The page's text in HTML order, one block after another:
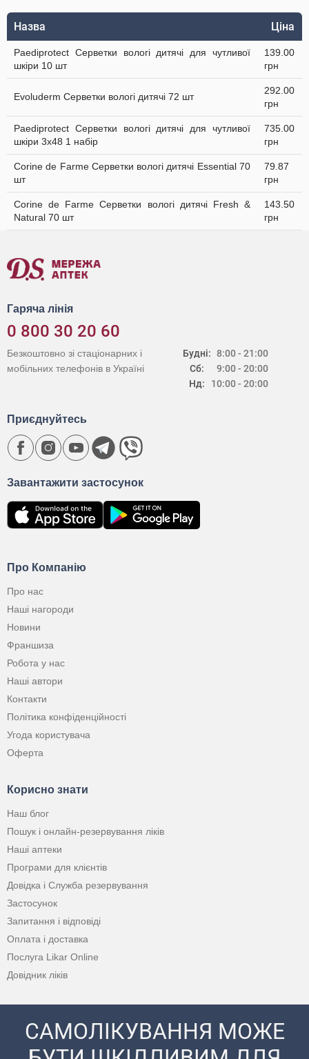
Назва Ціна
Paediprotect Серветки вологі дитячі для чутливої
шкіри 10 шт
139.00
грн
Evoluderm Серветки вологі дитячі 72 шт
292.00
грн
Paediprotect Серветки вологі дитячі для чутливої
шкіри 3х48 1 набір
735.00
грн
Corine de Farme Серветки вологі дитячі Essential 70
шт
79.87
грн
Corine de Farme Серветки вологі дитячі Fresh &
Natural 70 шт
143.50
грн
Гаряча лінія
0 800 30 20 60
Будні:
Сб:
Нд:
8:00 - 21:00
9:00 - 20:00
10:00 - 20:00
Безкоштовно зі стаціонарних і
мобільних телефонів в Україні
Про Компанію
Про нас
Наші нагороди
Новини
Франшиза
Робота у нас
Наші автори
Контакти
Політика конфіденційності
Угода користувача
Оферта
Корисно знати
Наш блог
Пошук і онлайн-резервування ліків
Наші аптеки
Програми для клієнтів
Довідка і Служба резервування
Застосунок
Запитання і відповіді
Оплата і доставка
Послуга Likar Online
Довідник ліків
Завантажити застосунок
Приєднуйтесь
САМОЛІКУВАННЯ МОЖЕ